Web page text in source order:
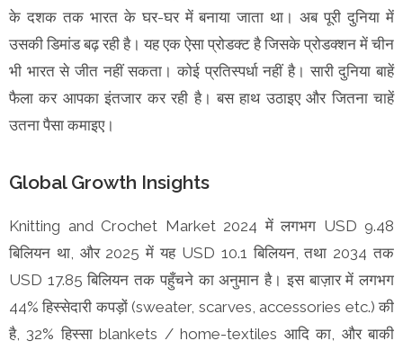
के दशक तक भारत के घर-घर में बनाया जाता था। अब पूरी दुनिया में
उसकी डिमांड बढ़ रही है। यह एक ऐसा प्रोडक्ट है जिसके प्रोडक्शन में चीन
भी भारत से जीत नहीं सकता। कोई प्रतिस्पर्धा नहीं है। सारी दुनिया बाहें
फैला कर आपका इंतजार कर रही है। बस हाथ उठाइए और जितना चाहें
उतना पैसा कमाइए।
Global Growth Insights
Knitting and Crochet Market 2024 में लगभग USD 9.48
बिलियन था, और 2025 में यह USD 10.1 बिलियन, तथा 2034 तक
USD 17.85 बिलियन तक पहुँचने का अनुमान है। इस बाज़ार में लगभग
44% हिस्सेदारी कपड़ों (sweater, scarves, accessories etc.) की
है, 32% हिस्सा blankets / home-textiles आदि का, और बाकी